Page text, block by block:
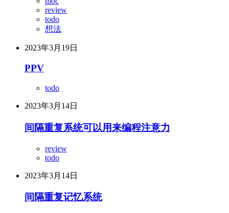
review
todo
想法
2023年3月19日
PPV
todo
2023年3月14日
间隔重复系统可以用来编程注意力
review
todo
2023年3月14日
间隔重复记忆系统